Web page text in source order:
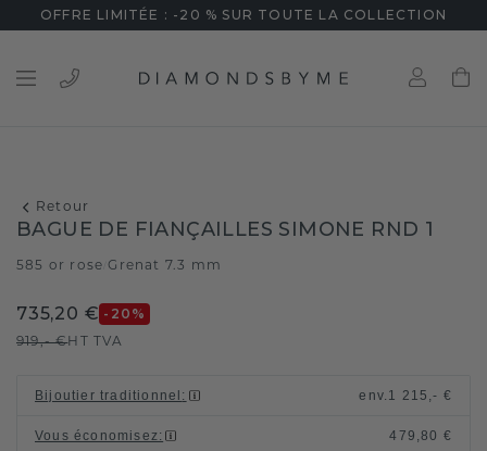
OFFRE LIMITÉE : -20 % SUR TOUTE LA COLLECTION
Retour
BAGUE DE FIANÇAILLES SIMONE RND 1
585 or rose /Grenat 7.3 mm
735,20 € -20 %
919,- €HT TVA
Bijoutier traditionnel : env. 1 215,- €
Vous économisez: 479,80 €